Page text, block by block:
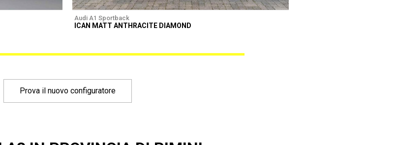
Audi A1 Sportback
ICAN MATT ANTHRACITE DIAMOND
Prova il nuovo configuratore